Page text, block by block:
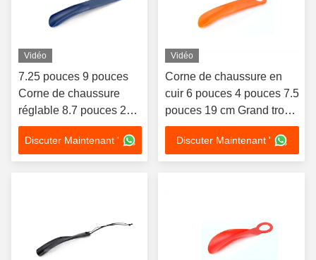
Vidéo
7.25 pouces 9 pouces
Corne de chaussure
réglable 8.7 pouces 22
cm Mettre dans la boîte
à chaussures Kit de
brillance accessoires
Discuter Maintenant '
Vidéo
Corne de chaussure en
cuir 6 pouces 4 pouces 7.5
pouces 19 cm Grand trou
suspendu rond Pour la
vente sur étagère
Discuter Maintenant '